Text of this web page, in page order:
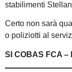
stabilimenti
Certo non sarà
o poliziotti al
SI COBAS FCA